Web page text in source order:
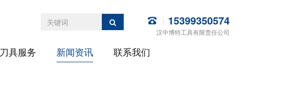
15399350574
汉中博特工具有限责任公司
刀具服务 新闻资讯 联系我们